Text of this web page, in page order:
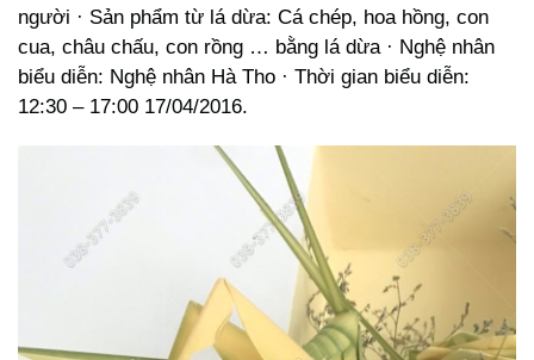
người · Sản phẩm từ lá dừa: Cá chép, hoa hồng, con
cua, châu chấu, con rồng … bằng lá dừa · Nghệ nhân
biểu diễn: Nghệ nhân Hà Tho · Thời gian biểu diễn:
12:30 – 17:00 17/04/2016.